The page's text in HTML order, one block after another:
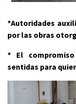
*Autoridades
por las obras
* El
sentidas para